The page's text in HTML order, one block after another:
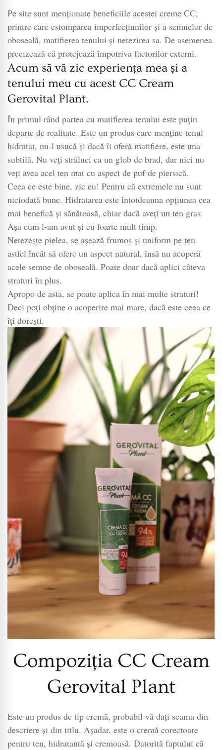
Pe site sunt menționate beneficiile acestei creme CC,
printre care estomparea imperfecțiunilor și a semnelor de
oboseală, matifierea tenului și netezirea sa. De asemenea
precizează că protejează împotriva factorilor externi.
Acum să vă zic experiența mea și a
tenului meu cu acest CC Cream
Gerovital Plant.
În primul rând partea cu matifierea tenului este puțin
departe de realitate. Este un produs care menține tenul
hidratat, nu-l usucă și dacă îi oferă matifiere, este una
subtilă. Nu veți străluci ca un glob de brad, dar nici nu
veți avea acel ten mat cu aspect de puf de piersică.
Ceea ce este bine, zic eu! Pentru că extremele nu sunt
niciodată bune. Hidratarea este întotdeauna opțiunea cea
mai benefică și sănătoasă, chiar dacă aveți un ten gras.
Așa cum l-am avut și eu foarte mult timp.
Netezește pielea, se așează frumos și uniform pe ten
astfel încât să ofere un aspect natural, însă nu acoperă
acele semne de oboseală. Poate doar dacă aplici câteva
straturi în plus.
Apropo de asta, se poate aplica în mai multe straturi!
Deci poți obține o acoperire mai mare, dacă este ceea ce
îți dorești.
Compoziția CC Cream
Gerovital Plant
Este un produs de tip cremă, probabil vă dați seama din
descriere și din titlu. Așadar, este o cremă corectoare
pentru ten, hidratantă și cremoasă. Datorită faptului că